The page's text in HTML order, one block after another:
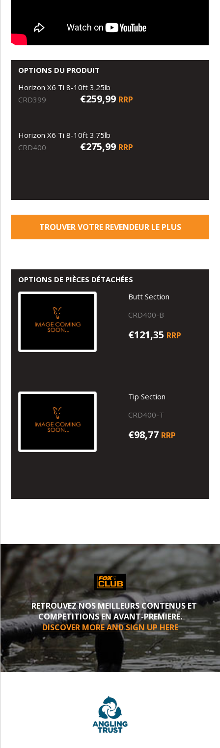
OPTIONS DU PRODUIT
Horizon X6 Ti 8-10ft 3.25lb
CRD399
€259,99 RRP
Horizon X6 Ti 8-10ft 3.75lb
CRD400
€275,99 RRP
TROUVER VOTRE REVENDEUR LE PLUS
OPTIONS DE PIÈCES DÉTACHÉES
Butt Section
CRD400-B
€121,35 RRP
Tip Section
CRD400-T
€98,77 RRP
RETROUVEZ NOS MEILLEURS CONTENUS ET
COMPETITIONS EN AVANT-PREMIERE.
DISCOVER MORE AND SIGN UP HERE